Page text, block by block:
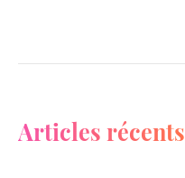
Articles récents